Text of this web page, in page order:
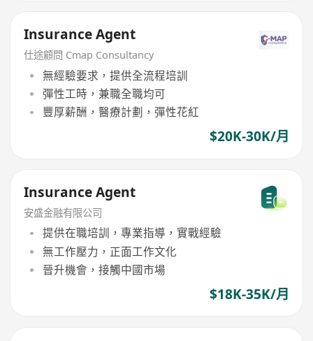
Insurance Agent
仕途顧問 Cmap Consultancy
無經驗要求，提供全流程培訓
彈性工時，兼職全職均可
豐厚薪酬，醫療計劃，彈性花紅
$20K-30K/月
Insurance Agent
安盛金融有限公司
提供在職培訓，專業指導，實戰經驗
無工作壓力，正面工作文化
晉升機會，接觸中國市場
$18K-35K/月